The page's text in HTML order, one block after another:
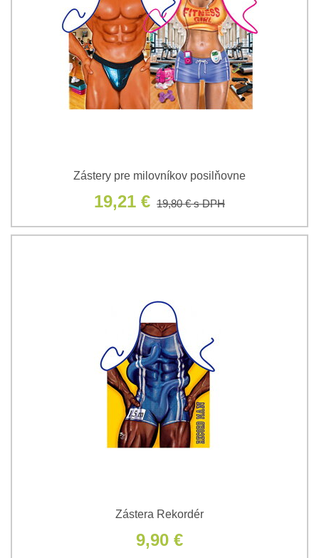
Zástery pre milovníkov posilňovne
19,21 € 19,80 €s DPH
Zástera Rekordér
9,90 €